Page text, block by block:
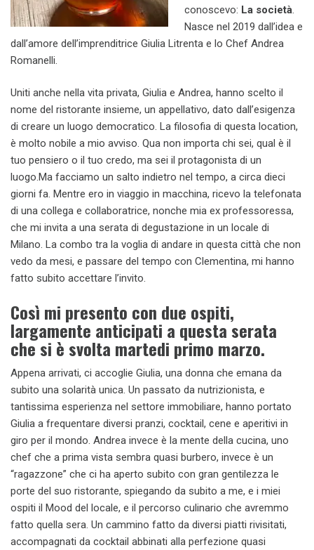
conoscevo: La società.
Nasce nel 2019 dall’idea e
dall’amore dell’imprenditrice Giulia Litrenta e lo Chef Andrea
Romanelli.
Uniti anche nella vita privata, Giulia e Andrea, hanno scelto il
nome del ristorante insieme, un appellativo, dato dall’esigenza
di creare un luogo democratico. La filosofia di questa location,
è molto nobile a mio avviso. Qua non importa chi sei, qual è il
tuo pensiero o il tuo credo, ma sei il protagonista di un
luogo.Ma facciamo un salto indietro nel tempo, a circa dieci
giorni fa. Mentre ero in viaggio in macchina, ricevo la telefonata
di una collega e collaboratrice, nonche mia ex professoressa,
che mi invita a una serata di degustazione in un locale di
Milano. La combo tra la voglia di andare in questa città che non
vedo da mesi, e passare del tempo con Clementina, mi hanno
fatto subito accettare l’invito.
Così mi presento con due ospiti,
largamente anticipati a questa serata
che si è svolta martedi primo marzo.
Appena arrivati, ci accoglie Giulia, una donna che emana da
subito una solarità unica. Un passato da nutrizionista, e
tantissima esperienza nel settore immobiliare, hanno portato
Giulia a frequentare diversi pranzi, cocktail, cene e aperitivi in
giro per il mondo. Andrea invece è la mente della cucina, uno
chef che a prima vista sembra quasi burbero, invece è un
“ragazzone” che ci ha aperto subito con gran gentilezza le
porte del suo ristorante, spiegando da subito a me, e i miei
ospiti il Mood del locale, e il percorso culinario che avremmo
fatto quella sera. Un cammino fatto da diversi piatti rivisitati,
accompagnati da cocktail abbinati alla perfezione quasi